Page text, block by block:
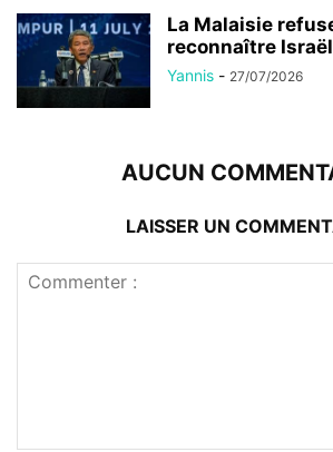
La Malaisie
reconnaître Israël
Yannis - 27/07/2026
AUCUN
LAISSER UN